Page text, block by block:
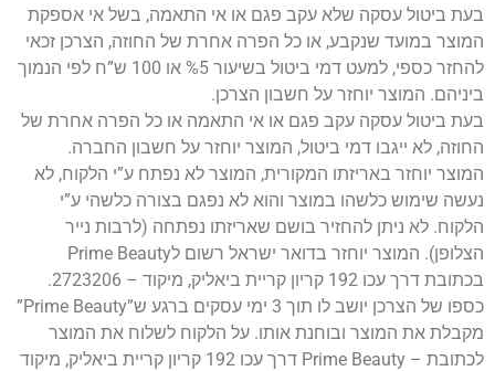
בעת ביטול עסקה שלא עקב פגם או אי התאמה, בשל אי אספקת
המוצר במועד שנקבע, או כל הפרה אחרת של החוזה, הצרכן זכאי
להחזר כספי, למעט דמי ביטול בשיעור %5 או 100 ש”ח לפי הנמוך
ביניהם. המוצר יוחזר על חשבון הצרכן.
בעת ביטול עסקה עקב פגם או אי התאמה או כל הפרה אחרת של
החוזה, לא ייגבו דמי ביטול, המוצר יוחזר על חשבון החברה.
המוצר יוחזר באריזתו המקורית, המוצר לא נפתח ע”י הלקוח, לא
נעשה שימוש כלשהו במוצר והוא לא נפגם בצורה כלשהי ע”י
הלקוח. לא ניתן להחזיר בושם שאריזתו נפתחה (לרבות נייר
הצלופן). המוצר יוחזר בדואר ישראל רשום לPrime Beauty
בכתובת דרך עכו 192 קריון קריית ביאליק, מיקוד – 2723206.
כספו של הצרכן יושב לו תוך 3 ימי עסקים ברגע ש”Prime Beauty”
מקבלת את המוצר ובוחנת אותו. על הלקוח לשלוח את המוצר
לכתובת – Prime Beauty דרך עכו 192 קריון קריית ביאליק, מיקוד